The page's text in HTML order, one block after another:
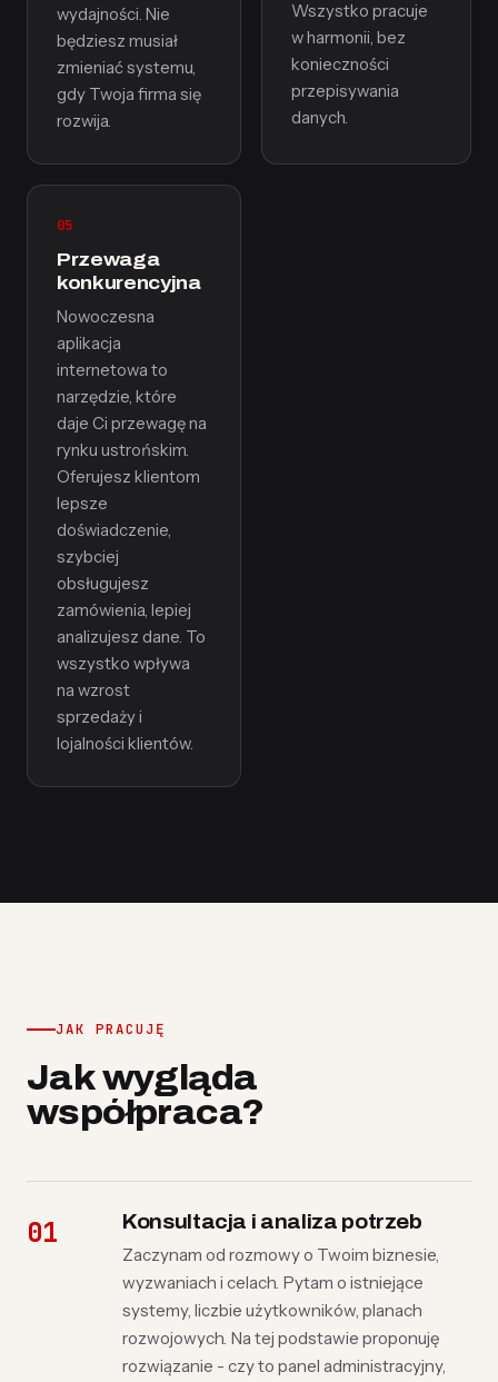
wydajności. Nie
będziesz musiał
zmieniać systemu,
gdy Twoja firma się
rozwija.
Wszystko pracuje
w harmonii, bez
konieczności
przepisywania
danych.
05
Przewaga
konkurencyjna
Nowoczesna
aplikacja
internetowa to
narzędzie, które
daje Ci przewagę na
rynku ustrońskim.
Oferujesz klientom
lepsze
doświadczenie,
szybciej
obsługujesz
zamówienia, lepiej
analizujesz dane. To
wszystko wpływa
na wzrost
sprzedaży i
lojalności klientów.
JAK PRACUJĘ
Jak wygląda
współpraca?
Konsultacja i analiza potrzeb
Zaczynam od rozmowy o Twoim biznesie,
wyzwaniach i celach. Pytam o istniejące
systemy, liczbie użytkowników, planach
rozwojowych. Na tej podstawie proponuję
rozwiązanie - czy to panel administracyjny,